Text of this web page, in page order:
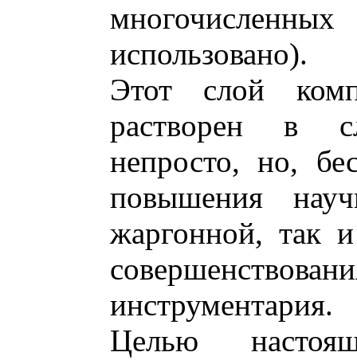
использовано).
Этот слой
растворен в
непросто, но,
повышения
жаргонной, так
инструментария.
Целью